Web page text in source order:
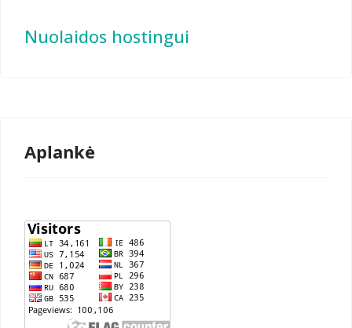
Nuolaidos hostingui
Aplankė